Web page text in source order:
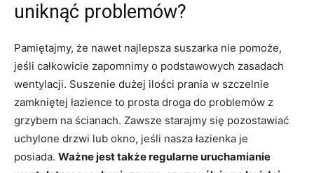
uniknąć problemów?
Pamiętajmy, że nawet najlepsza suszarka nie pomoże,
jeśli całkowicie zapomnimy o podstawowych zasadach
wentylacji. Suszenie dużej ilości prania w szczelnie
zamkniętej łazience to prosta droga do problemów z
grzybem na ścianach. Zawsze starajmy się pozostawiać
uchylone drzwi lub okno, jeśli nasza łazienka je
posiada. Ważne jest także regularne uruchamianie